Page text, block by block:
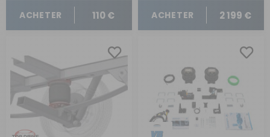
ACHETER 110 € ACHETER 2 199 €